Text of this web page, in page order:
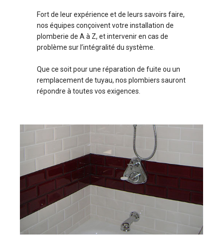
Fort de leur expérience et de leurs savoirs faire,
nos équipes conçoivent votre installation de
plomberie de A à Z, et intervenir en cas de
problème sur l’intégralité du système.
Que ce soit pour une réparation de fuite ou un
remplacement de tuyau, nos plombiers sauront
répondre à toutes vos exigences.